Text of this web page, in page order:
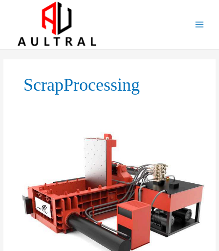
ScrapProcessing
Solutions
Metal